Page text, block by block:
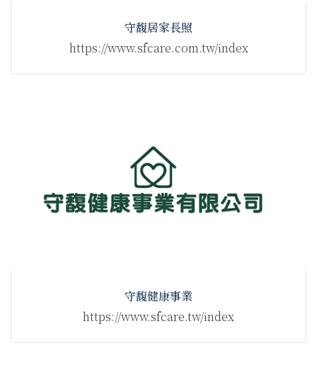
守馥居家長照
https://www.sfcare.com.tw/index
守馥健康事業
https://www.sfcare.tw/index